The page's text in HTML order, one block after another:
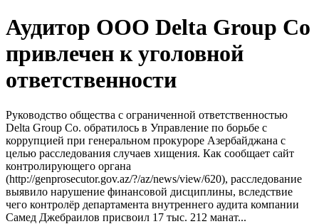
Аудитор ООО Delta Group Co
привлечен к уголовной
ответственности
Руководство общества с ограниченной ответственностью
Delta Group Co. обратилось в Управление по борьбе с
коррупцией при генеральном прокуроре Азербайджана с
целью расследования случаев хищения. Как сообщает сайт
контролирующего органа
(http://genprosecutor.gov.az/?/az/news/view/620), расследование
выявило нарушение финансовой дисциплины, вследствие
чего контролёр департамента внутреннего аудита компании
Самед Джебраилов присвоил 17 тыс. 212 манат...